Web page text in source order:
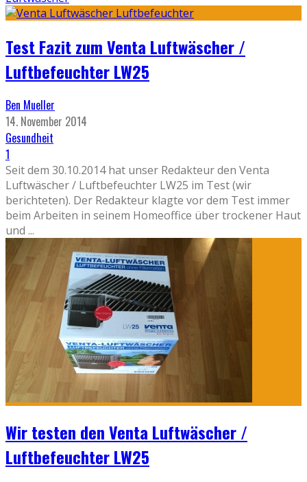
Test Fazit zum Venta Luftwäscher /
Luftbefeuchter LW25
Ben Mueller
14. November 2014
Gesundheit
1
Seit dem 30.10.2014 hat unser Redakteur den Venta
Luftwäscher / Luftbefeuchter LW25 im Test (wir
berichteten). Der Redakteur klagte vor dem Test immer
beim Arbeiten in seinem Homeoffice über trockener Haut
und ...
Wir testen den Venta Luftwäscher /
Luftbefeuchter LW25